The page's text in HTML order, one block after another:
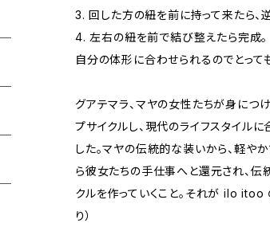
3. 回した方の紐を前に持って来たら、
4. 左右の紐を前で結び整えたら完成。
自分の体形に合わせられるのでとって
グアテマラ、マヤの女性たちが身につ
プサイクルし、現代のライフスタイル
した。マヤの伝統的な装いから、軽や
ら彼女たちの手仕事へと還元され、
クルを作っていくこと。それが ilo itoo
り）